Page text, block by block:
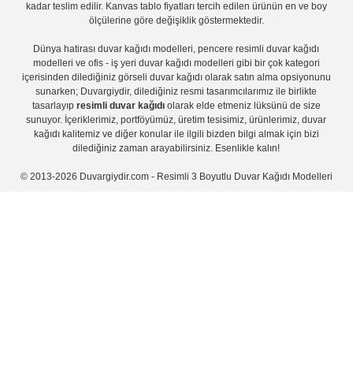
kadar teslim edilir. Kanvas tablo fiyatlarıtercih edilen ürünün en ve boy
ölçülerine göre değişiklik göstermektedir.
Dünya hatirası duvar kağıdı modelleri,pencere resimli duvar kağıdı
modelleri ve ofis - iş yeri duvar kağıdı modelleri gibi bir çok kategori
içerisinden dilediğiniz görseli duvar kağıdı olarak satın alma opsiyonunu
sunarken; Duvargiydir, dilediğiniz resmi tasarımcılarımız ile birlikte
tasarlayıp resimli duvar kağıdıolarak elde etmeniz lüksünü de size
sunuyor. İçeriklerimiz, portföyümüz, üretim tesisimiz, ürünlerimiz, duvar
kağıdı kalitemiz ve diğer konular ile ilgili bizden bilgi almak için bizi
dilediğiniz zaman arayabilirsiniz. Esenlikle kalın!
© 2013-2026 Duvargiydir.com - Resimli 3 Boyutlu Duvar Kağıdı Modelleri